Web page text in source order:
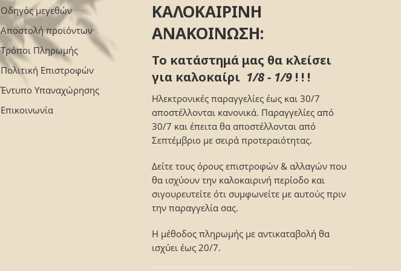
Οδηγός μεγεθών
Αποστολή προϊόντων
Τρόποι Πληρωμής
Πολιτική Επιστροφών
Έντυπο Υπαναχώρησης
Επικοινωνία
ΚΑΛΟΚΑΙΡΙΝΗ
ΑΝΑΚΟΙΝΩΣΗ:
Το κατάστημά μας θα κλείσει
για καλοκαίρι 1/8 - 1/9 ! ! !
Ηλεκτρονικές παραγγελίες έως και 30/7
αποστέλλονται κανονικά. Παραγγελίες από
30/7 και έπειτα θα αποστέλλονται από
Σεπτέμβριο με σειρά προτεραιότητας.
Δείτε τους όρους επιστροφών & αλλαγών που
θα ισχύουν την καλοκαιρινή περίοδο και
σιγουρευτείτε ότι συμφωνείτε με αυτούς πριν
την παραγγελία σας.
Η μέθοδος πληρωμής με αντικαταβολή θα
ισχύει έως 20/7.